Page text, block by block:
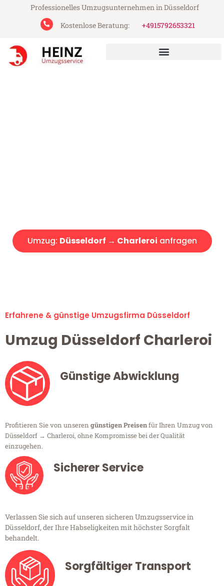
Professionelles Umzugsunternehmen in Düsseldorf
Kostenlose Beratung:
+4915792653321
Umzug: Düsseldorf → Charleroi anfragen
Erfahrene & günstige Umzugsfirma Düsseldorf
Umzug Düsseldorf Charleroi
Günstige Abwicklung
Profitieren Sie von unseren günstigen Preisenfür Ihren Umzug von
Düsseldorf → Charleroi, ohne Kompromisse bei der Qualität
einzugehen.
Sicherer Service
Verlassen Sie sich auf unseren sicheren Umzugsservice in
Düsseldorf, der Ihre Habseligkeiten mit höchster Sorgfalt
behandelt.
Sorgfältiger Transport